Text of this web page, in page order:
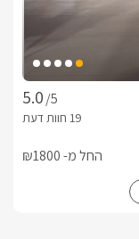
/5
החל מ- ₪1800